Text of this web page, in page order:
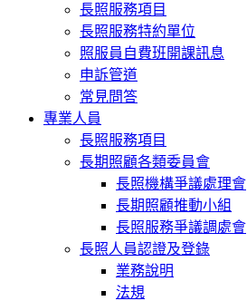
長照服務項目
長照服務特約單位
照服員自費班開課訊息
申訴管道
常見問答
專業人員
長照服務項目
長期照顧各類委員會
長照機構爭議處理會
長期照顧推動小組
長照服務爭議調處會
長照人員認證及登錄
業務說明
法規